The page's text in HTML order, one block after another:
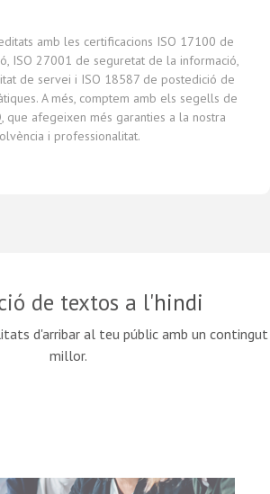
amb les certificacions ISO 17100 de
ISO 27001 de seguretat de la informació,
de servei i ISO 18587 de postedició de
. A més, comptem amb els segells de
, que afegeixen més garanties a la nostra
i professionalitat.
de textos a l'hindi
d'arribar al teu públic amb un contingut
millor.